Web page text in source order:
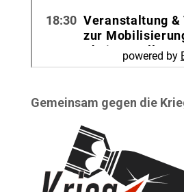
Gemeinsam gegen die